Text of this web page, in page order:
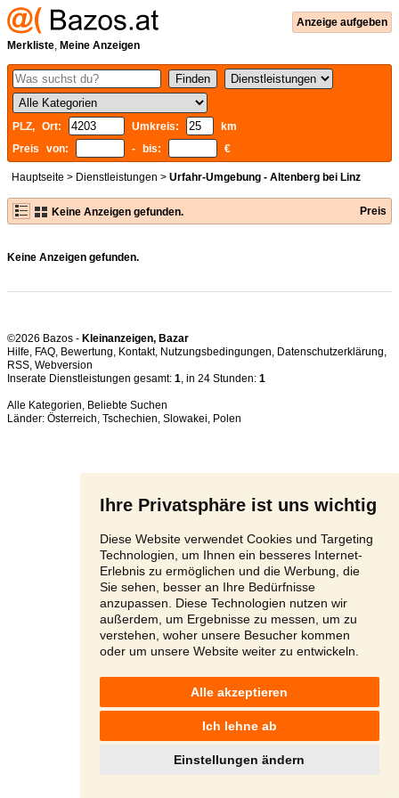
Ihre Privatsphäre ist uns wichtig
Diese Website verwendet Cookies und Targeting
Technologien, um Ihnen ein besseres Internet-
Erlebnis zu ermöglichen und die Werbung, die
Sie sehen, besser an Ihre Bedürfnisse
anzupassen. Diese Technologien nutzen wir
außerdem, um Ergebnisse zu messen, um zu
verstehen, woher unsere Besucher kommen
oder um unsere Website weiter zu entwickeln.
Alle akzeptieren
Ich lehne ab
Einstellungen ändern
Anzeige aufgeben
Merkliste, Meine Anzeigen
PLZ, Ort: Umkreis:
km
Preis von:
- bis: €
Hauptseite > Dienstleistungen > Urfahr-Umgebung - Altenberg bei Linz
Keine Anzeigen gefunden. Preis
Keine Anzeigen gefunden.
©2026 Bazos - Kleinanzeigen, Bazar
Hilfe, FAQ, Bewertung, Kontakt, Nutzungsbedingungen, Datenschutzerklärung,
RSS,
Inserate Dienstleistungen gesamt: 1, in 24 Stunden: 1
Alle Kategorien, Beliebte Suchen
Länder: Österreich, Tschechien, Slowakei, Polen